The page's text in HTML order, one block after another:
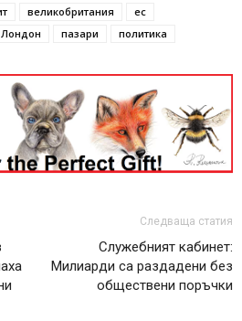
великобритания
ес
Лондон пазари политика
Следваща статия
Служебният кабинет:
Милиарди са раздадени без
обществени поръчки